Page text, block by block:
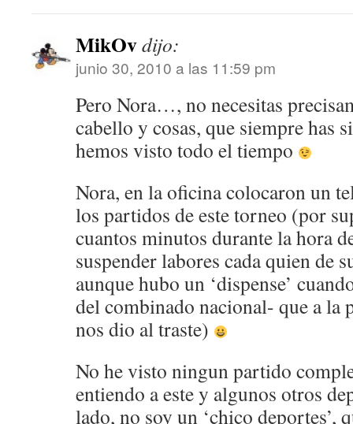
MikOvdijo:
junio 30, 2010 a las 11:59 pm
Pero Nora…, no necesitas
cabello y cosas, que siempre has
hemos visto todo el tiempo
Nora, en la oficina colocaron un
los partidos de este torneo (por
cuantos minutos durante la hora
suspender labores cada quien de
aunque hubo un ‘dispense’
del combinado nacional- que a la
nos dio al traste)
No he visto ningun partido
entiendo a este y algunos otros
lado, no soy un ‘chico deportes’,